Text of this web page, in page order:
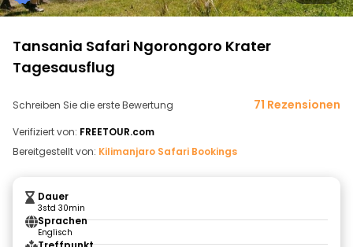
Tansania Safari Ngorongoro Krater
Tagesausflug
Schreiben Sie die erste Bewertung 71 Rezensionen
Verifiziert von: FREETOUR.com
Bereitgestellt von: Kilimanjaro Safari Bookings
Dauer
3std 30min
Sprachen
Englisch